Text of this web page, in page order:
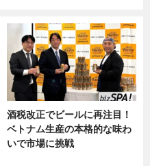
酒税改正でビールに再注目！
ベトナム生産の本格的な味わ
いで市場に挑戦